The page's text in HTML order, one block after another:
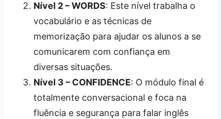
Nível 2 – WORDS: Este nível trabalha o
vocabulário e as técnicas de
memorização para ajudar os alunos a se
comunicarem com confiança em
diversas situações.
Nível 3 – CONFIDENCE: O módulo final é
totalmente conversacional e foca na
fluência e segurança para falar inglês